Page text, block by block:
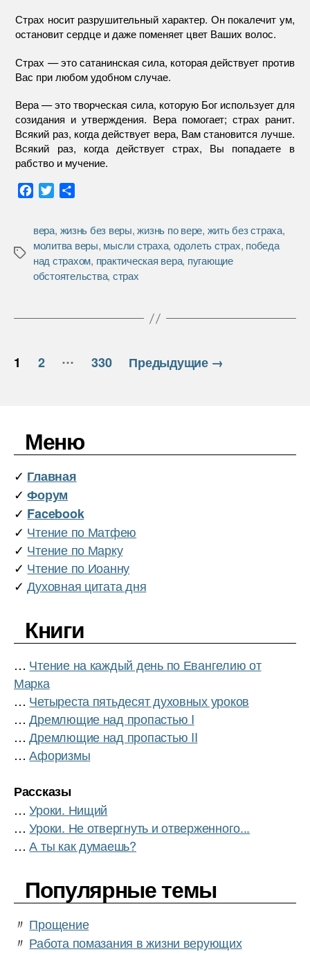
Страх носит разрушительный характер. Он покалечит ум,
остановит сердце и даже поменяет цвет Ваших волос.
Страх — это сатанинская сила, которая действует против
Вас при любом удобном случае.
Вера — это творческая сила, которую Бог использует для
созидания и утверждения. Вера помогает; страх ранит.
Всякий раз, когда действует вера, Вам становится лучше.
Всякий раз, когда действует страх, Вы попадаете в
рабство и мучение.
e
b
o
o
t
t
e
r
р
а
в
и
Метки
вера, жизнь без веры,жизнь по вере, жить без страха,
молитва веры, мысли страха, одолеть страх, победа
над страхом, практическая вера, пугающие
обстоятельства, страх
Пагинация
1 2 … 330 Предыдущие →
Меню
✓ Главная
✓Форум
✓ Facebook
✓ Чтение по Матфею
✓ Чтение по Марку
✓ Чтение по Иоанну
✓Духовная цитата дня
Книги
… Чтение на каждый день по Евангелию от
Марка
… Четыреста пятьдесят духовных уроков
…Дремлющие над пропастью I
…Дремлющие над пропастью II
…Афоризмы
Рассказы
…Уроки. Нищий
…Уроки. Не отвергнуть и отверженного...
…А ты как думаешь?
Популярные темы
〃 Прощение
〃 Работа помазания в жизни верующих